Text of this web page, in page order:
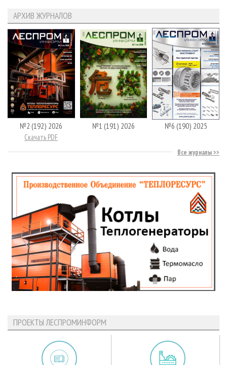
АРХИВ ЖУРНАЛОВ
№2 (192) 2026
Скачать PDF
№1 (191) 2026 №6 (190) 2025
Все журналы
ПРОЕКТЫ ЛЕСПРОМИНФОРМ